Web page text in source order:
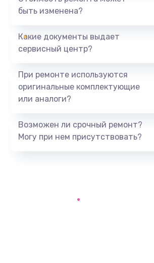
Установка драйверов
Замена вебкамеры
Заказать
быть изменена?
Какие документы выдает
сервисный центр?
При ремонте используются
оригинальные комплектующие
или аналоги?
Возможен ли срочный ремонт?
Могу при нем присутствовать?